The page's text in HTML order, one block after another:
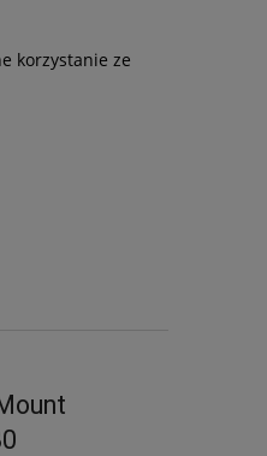
korzystanie ze